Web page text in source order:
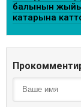
балынын
катарына